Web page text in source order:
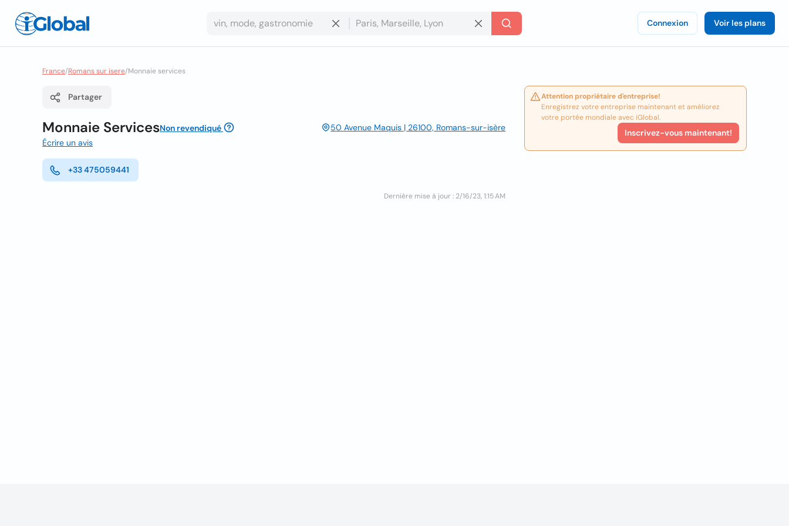
Connexion Voir les plans
France/Romans sur isere/Monnaie services
Partager
Monnaie ServicesNon revendiqué
50 Avenue Maquis | 26100, Romans-sur-isère
Écrire un avis
+33 475059441
Dernière mise à jour : 2/16/23, 1:15 AM
Attention propriétaire d'entreprise!
Enregistrez votre entreprise maintenant et améliorez
votre portée mondiale avec iGlobal.
Inscrivez-vous maintenant!